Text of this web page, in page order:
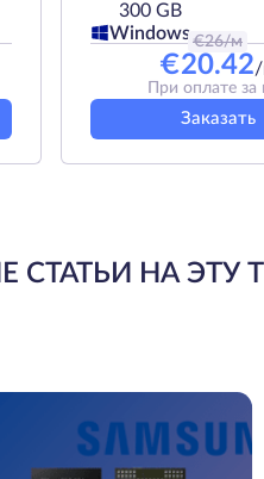
300 GB
Windows €26/м
€20.42
При оплате за
Заказать
СТАТЬИ НА ЭТУ